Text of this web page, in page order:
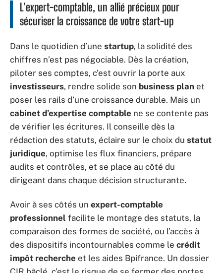
L’expert-comptable, un allié précieux pour
sécuriser la croissance de votre start-up
Dans le quotidien d’une startup, la solidité des
chiffres n’est pas négociable. Dès la création,
piloter ses comptes, c’est ouvrir la porte aux
investisseurs, rendre solide son business plan et
poser les rails d’une croissance durable. Mais un
cabinet d’expertise comptable ne se contente pas
de vérifier les écritures. Il conseille dès la
rédaction des statuts, éclaire sur le choix du statut
juridique, optimise les flux financiers, prépare
audits et contrôles, et se place au côté du
dirigeant dans chaque décision structurante.
Avoir à ses côtés un expert-comptable
professionnel facilite le montage des statuts, la
comparaison des formes de société, ou l’accès à
des dispositifs incontournables comme le crédit
impôt recherche et les aides Bpifrance. Un dossier